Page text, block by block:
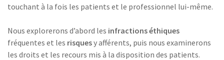
touchant à la fois les patients et le professionnel lui-même.
Nous explorerons d’abord les infractions éthiques
fréquentes et les risquesy afférents, puis nous examinerons
les droits et les recours mis à la disposition des patients.